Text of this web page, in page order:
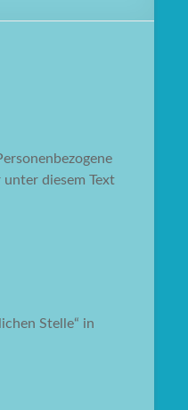
diesem Text
Stelle“ in